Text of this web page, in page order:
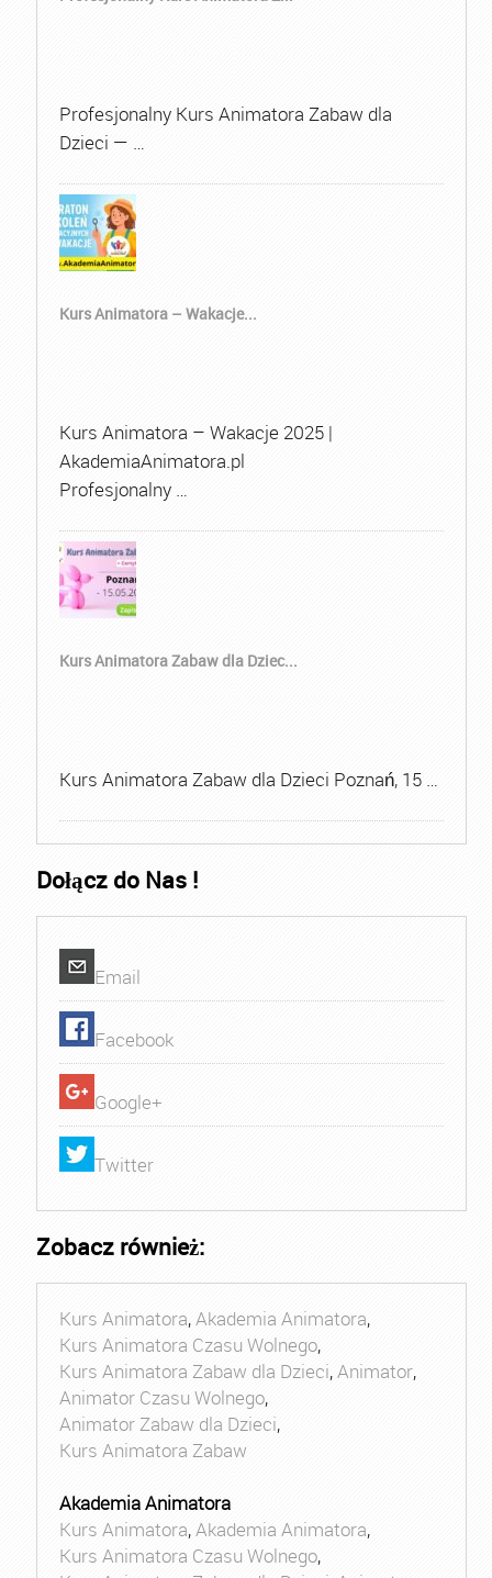
Profesjonalny Kurs Animatora Zabaw dla
Dzieci — …
Kurs Animatora – Wakacje...
Kurs Animatora – Wakacje 2025 |
AkademiaAnimatora.pl
Profesjonalny …
Kurs Animatora Zabaw dla Dziec...
Kurs Animatora Zabaw dla Dzieci Poznań, 15 …
Dołącz do Nas !
Email
Facebook
Google+
Twitter
Zobacz również:
Kurs Animatora,Akademia Animatora,
Kurs Animatora Czasu Wolnego,
Kurs Animatora Zabaw dla Dzieci,Animator,
Animator Czasu Wolnego,
Animator Zabaw dla Dzieci,
Kurs Animatora Zabaw
Akademia Animatora
Kurs Animatora,Akademia Animatora,
Kurs Animatora Czasu Wolnego,